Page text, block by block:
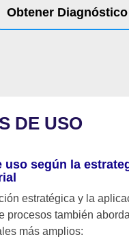
Obtener Diagnóstico
DE USO
uso según la
estratégica y la
procesos también
más amplios: